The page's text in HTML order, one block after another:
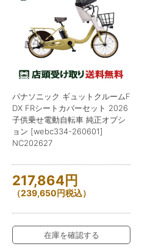
パナソニック ギュットクルームF
DX FRシートカバーセット 2026
子供乗せ電動自転車 純正オプシ
ョン [webc334-260601]
NC202627
217,864円
（239,650円税込）
在庫を確認する